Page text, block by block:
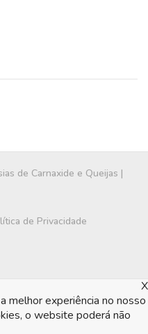
de Carnaxide e Queijas |
de Privacidade
X
melhor experiência no nosso
o website poderá não